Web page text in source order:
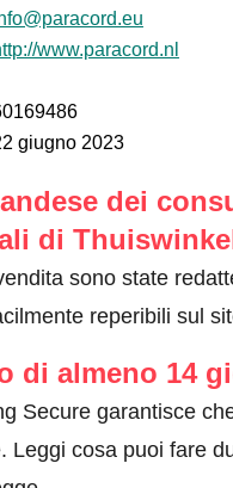
www.paracord.nl
giugno 2023
dei
di
sono state
reperibili sul
di almeno 14
Secure garantisce
Leggi cosa puoi fare